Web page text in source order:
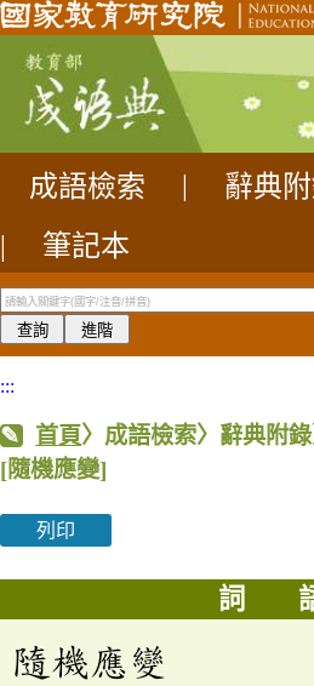
成語檢索 辭典
|
筆記本
:::
首頁〉成語檢索〉辭典附
[隨機應變]
列印
詞
隨機應變